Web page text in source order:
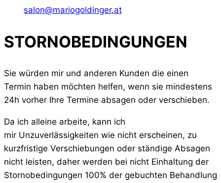
salon@mariogoldinger.at
STORNOBEDINGUNGEN
Sie würden mir und anderen Kunden die einen
Termin haben möchten helfen, wenn sie mindestens
24h vorher Ihre Termine absagen oder verschieben.
Da ich alleine arbeite, kann ich
mir Unzuverlässigkeiten wie nicht erscheinen, zu
kurzfristige Verschiebungen oder ständige Absagen
nicht leisten, daher werden bei nicht Einhaltung der
Stornobedingungen 100% der gebuchten Behandlung